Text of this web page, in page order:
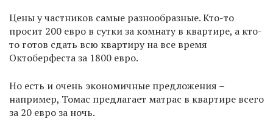
Цены у частников самые разнообразные. Кто-то
просит 200 евро в сутки за комнату в квартире, а кто-
то готов сдать всю квартиру на все время
Октоберфеста за 1800 евро.
Но есть и очень экономичные предложения –
например, Томас предлагает матрас в квартире всего
за 20 евро за ночь.